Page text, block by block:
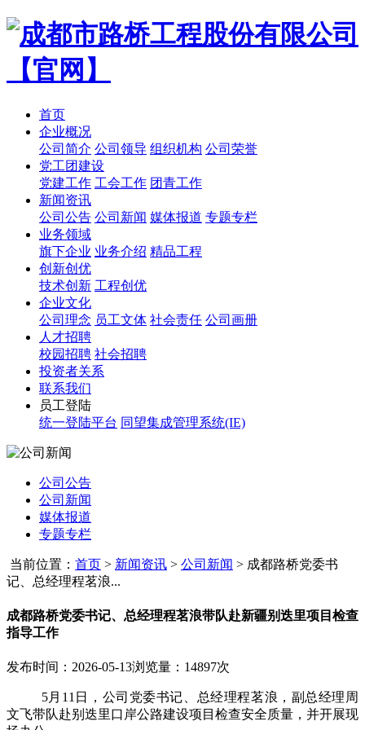
首页
企业概况
公司简介 公司领导 组织机构 公司荣誉
党工团建设
党建工作 工会工作 团青工作
新闻资讯
公司公告 公司新闻 媒体报道 专题专栏
业务领域
旗下企业 业务介绍 精品工程
创新创优
技术创新 工程创优
企业文化
公司理念 员工文体 社会责任 公司画册
人才招聘
校园招聘 社会招聘
投资者关系
联系我们
员工登陆
统一登陆平台 同望集成管理系统(IE)
公司公告
公司新闻
媒体报道
专题专栏
当前位置： 首页 > 新闻资讯 > 公司新闻 > 成都路桥党委书
记、总经理程茗浪...
成都路桥党委书记、总经理程茗浪带队赴新疆别迭里项目检查
指导工作
发布时间：2026-05-13浏览量：14897次
5月11日，公司党委书记、总经理程茗浪，副总经理周
文飞带队赴别迭里口岸公路建设项目检查安全质量，并开展现